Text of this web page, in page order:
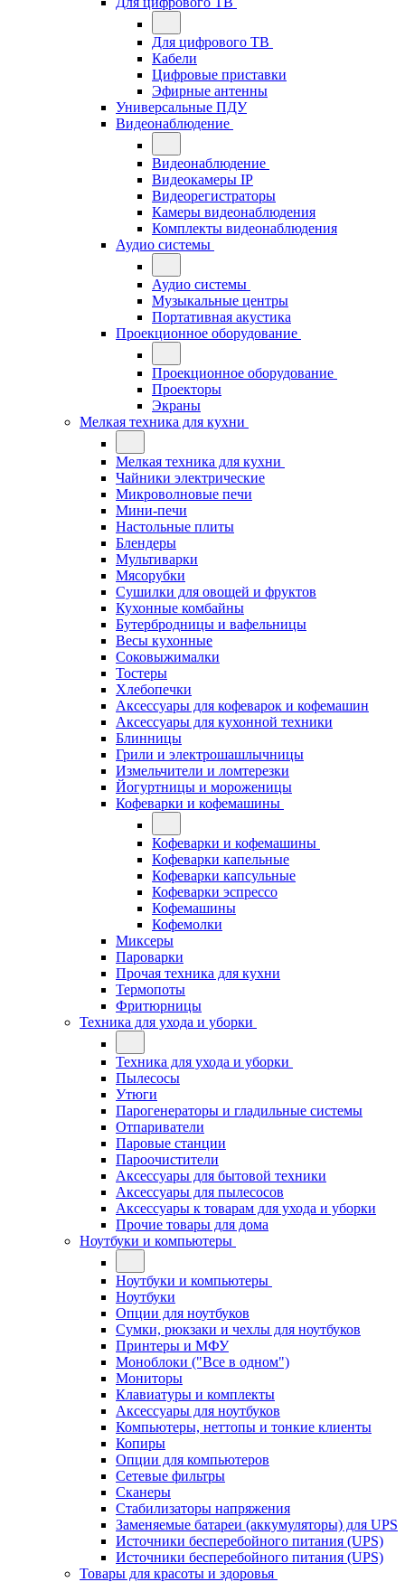
Для цифрового ТВ
Кабели
Цифровые приставки
Эфирные антенны
Универсальные ПДУ
Видеонаблюдение
Видеонаблюдение
Видеокамеры IP
Видеорегистраторы
Камеры видеонаблюдения
Комплекты видеонаблюдения
Аудио системы
Аудио системы
Музыкальные центры
Портативная акустика
Проекционное оборудование
Проекционное оборудование
Проекторы
Экраны
Мелкая техника для кухни
Мелкая техника для кухни
Чайники электрические
Микроволновые печи
Мини-печи
Настольные плиты
Блендеры
Мультиварки
Мясорубки
Сушилки для овощей и фруктов
Кухонные комбайны
Бутербродницы и вафельницы
Весы кухонные
Соковыжималки
Тостеры
Хлебопечки
Аксессуары для кофеварок и кофемашин
Аксессуары для кухонной техники
Блинницы
Грили и электрошашлычницы
Измельчители и ломтерезки
Йогуртницы и мороженицы
Кофеварки и кофемашины
Кофеварки и кофемашины
Кофеварки капельные
Кофеварки капсульные
Кофеварки эспрессо
Кофемашины
Кофемолки
Миксеры
Пароварки
Прочая техника для кухни
Термопоты
Фритюрницы
Техника для ухода и уборки
Техника для ухода и уборки
Пылесосы
Утюги
Парогенераторы и гладильные системы
Отпариватели
Паровые станции
Пароочистители
Аксессуары для бытовой техники
Аксессуары для пылесосов
Аксессуары к товарам для ухода и уборки
Прочие товары для дома
Ноутбуки и компьютеры
Ноутбуки и компьютеры
Ноутбуки
Опции для ноутбуков
Сумки, рюкзаки и чехлы для ноутбуков
Принтеры и МФУ
Моноблоки ("Все в одном")
Мониторы
Клавиатуры и комплекты
Аксессуары для ноутбуков
Компьютеры, неттопы и тонкие клиенты
Копиры
Опции для компьютеров
Сетевые фильтры
Сканеры
Стабилизаторы напряжения
Заменяемые батареи (аккумуляторы) для UPS
Источники бесперебойного питания (UPS)
Источники бесперебойного питания (UPS)
Товары для красоты и здоровья